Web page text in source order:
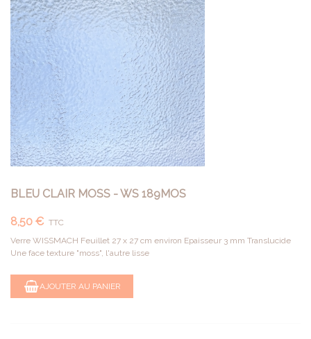
BLEU CLAIR MOSS - WS 189MOS
8,50 € TTC
Verre WISSMACH Feuillet 27 x 27 cm environ Epaisseur 3 mm Translucide
Une face texture "moss", l'autre lisse
AJOUTER AU PANIER